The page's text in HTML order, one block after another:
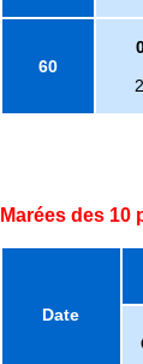
60
Marées des
Date